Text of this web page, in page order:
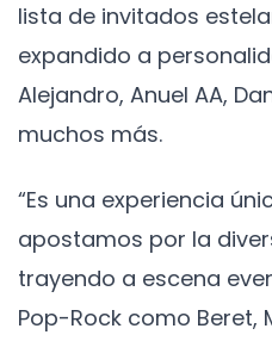
lista de invitados
expandido a
Alejandro, Anuel AA,
muchos más.
“Es una experiencia
apostamos por la
trayendo a escena
Pop-Rock como Beret,